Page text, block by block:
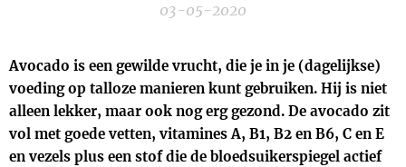
03-05-2020
Avocado is een gewilde vrucht, die je in je (dagelijkse)
voeding op talloze manieren kunt gebruiken. Hij is niet
alleen lekker, maar ook nog erg gezond. De avocado zit
vol met goede vetten, vitamines A, B1, B2 en B6, C en E
en vezels plus een stof die de bloedsuikerspiegel actief